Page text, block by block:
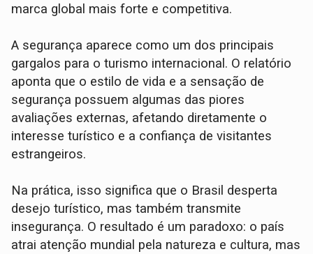
marca global mais forte e competitiva.
A segurança aparece como um dos principais
gargalos para o turismo internacional. O relatório
aponta que o estilo de vida e a sensação de
segurança possuem algumas das piores
avaliações externas, afetando diretamente o
interesse turístico e a confiança de visitantes
estrangeiros.
Na prática, isso significa que o Brasil desperta
desejo turístico, mas também transmite
insegurança. O resultado é um paradoxo: o país
atrai atenção mundial pela natureza e cultura, mas